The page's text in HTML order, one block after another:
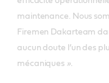
maintenance. Nous
Firemen Dakarteam
aucun doute l’un des
mécaniques ».